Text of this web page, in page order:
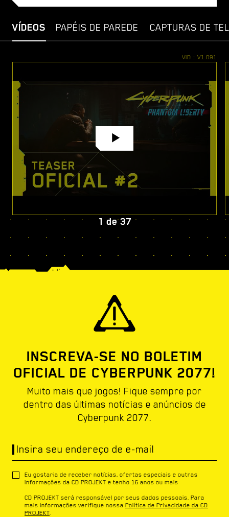
VÍDEOS PAPÉIS DE PAREDE CAPTURAS DE
1 de37
INSCREVA-SE NO BOLETIM
OFICIAL DE CYBERPUNK 2077!
Muito mais que jogos! Fique sempre por
dentro das últimas notícias e anúncios de
Cyberpunk 2077.
Insira seu endereço de e-mail
Eu gostaria de receber notícias, ofertas especiais e outras
informações da CD PROJEKT e tenho 16 anos ou mais
CD PROJEKT será responsável por seus dados pessoais. Para
mais informações verifique nossa Política de Privacidade da CD
PROJEKT